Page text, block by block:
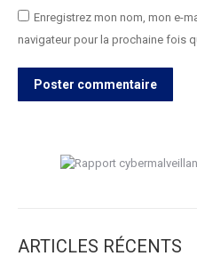
Enregistrez mon nom, mon e-
navigateur pour la prochaine fois
Poster commentaire
ARTICLES RÉCENTS